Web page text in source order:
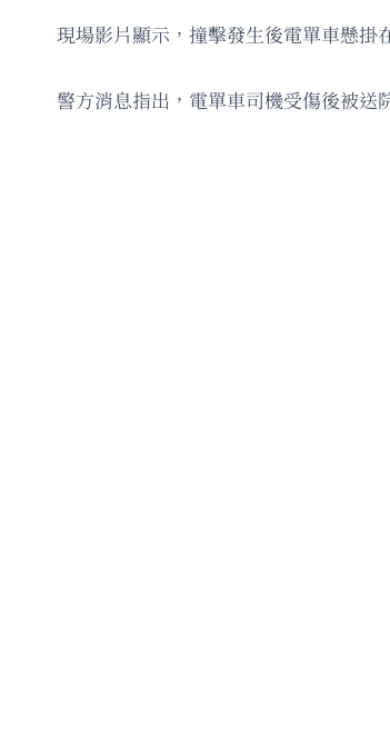
現場影片顯示，撞擊發生後電單車懸掛
警方消息指出，電單車司機受傷後被送